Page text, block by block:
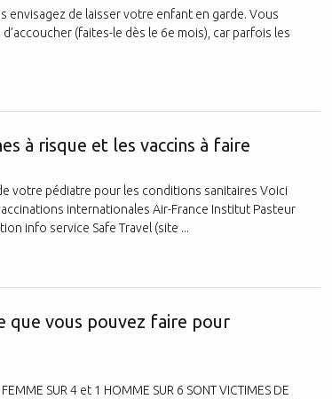
envisagez de laisser votre enfant en garde. Vous
(faites-le dès le 6e mois), car parfois les
à risque et les vaccins à faire
votre pédiatre pour les conditions sanitaires Voici
internationales Air-France Institut Pasteur
info service Safe Travel (site ...
que vous pouvez faire pour
SUR 4 et 1 HOMME SUR 6 SONT VICTIMES DE